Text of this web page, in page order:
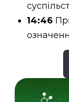
14:46